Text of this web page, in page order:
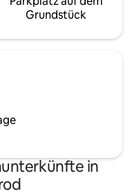
Grundstück
in